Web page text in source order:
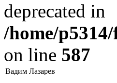
deprecated in
/home/
on line 587
Вадим Лазарев